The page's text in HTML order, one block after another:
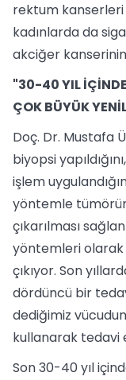
rektum
kadınlarda da
akciğer
"30-40 YIL
ÇOK BÜYÜK
Doç. Dr. Mustafa
biyopsi
işlem
yöntemle
çıkarılması
yöntemleri olarak
çıkıyor. Son
dördüncü bir
dediğimiz
kullanarak tedavi
Son 30-40 yıl